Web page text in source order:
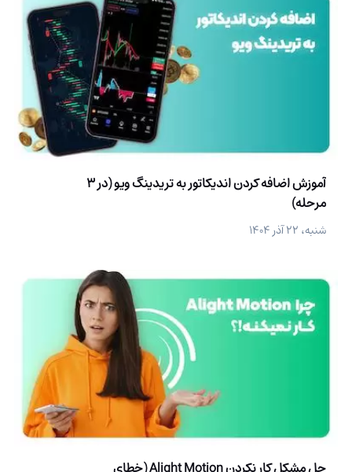
آموزش اضافه کردن اندیکاتور به تریدینگ ویو (در 3
مرحله)
شنبه، ۲۲ آذر ۱۴۰۴